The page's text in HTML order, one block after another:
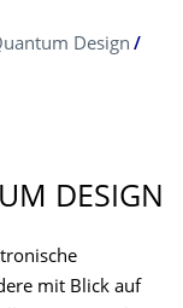
Design
DESIGN
mit Blick auf